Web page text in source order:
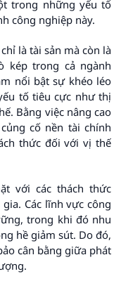
trong những yếu tố
công nghiệp này.
là tài sản mà còn là
kép trong cả ngành
nổi bật sự khéo léo
tố tiêu cực như thị
Bằng việc nâng cao
cố nền tài chính
thức đối với vị thế
với các thách thức
Các lĩnh vực công
trong khi đó nhu
hề giảm sút. Do đó,
cân bằng giữa phát